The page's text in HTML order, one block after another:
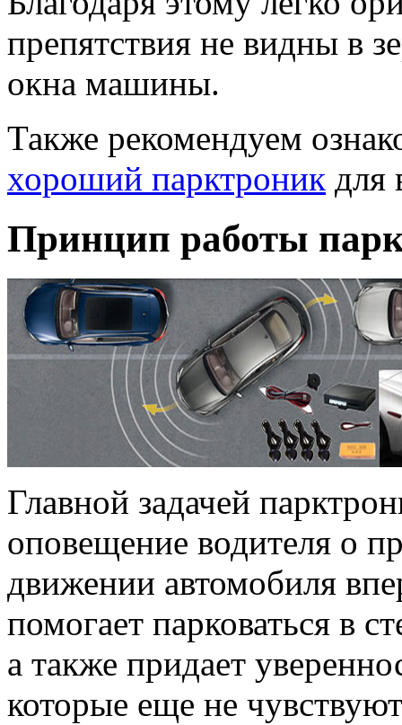
препятствия не видны в
окна машины.
Также рекомендуем
хороший парктроник для
Принцип работы
Главной задачей
оповещение водителя о
движении автомобиля
помогает парковаться в
а также придает
которые еще не